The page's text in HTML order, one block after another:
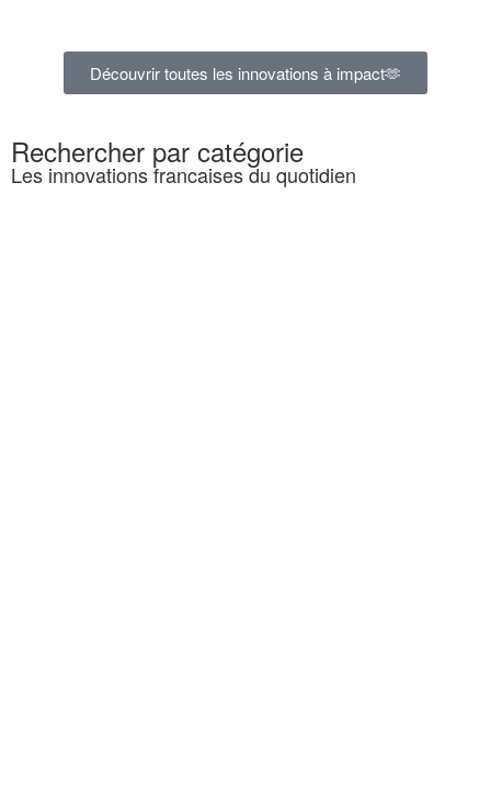
Découvrir toutes les innovations à impact🫶
Rechercher par catégorie
Les innovations francaises du quotidien